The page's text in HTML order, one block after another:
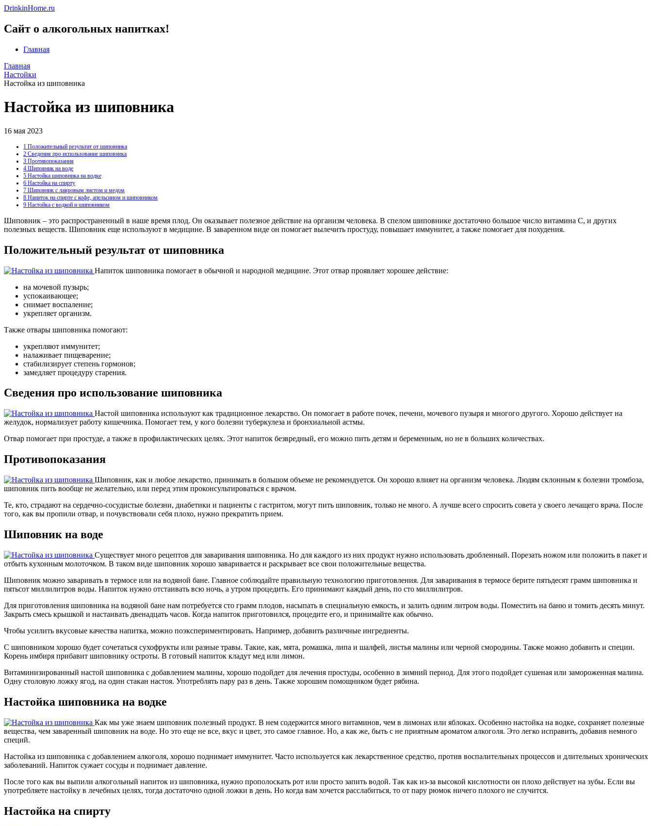
DrinkinHome.ru
Сайт о алкогольных напитках!
Главная
Главная
Настойки
Настойка из шиповника
Настойка из шиповника
16 мая 2023
1 Положительный результат от шиповника
2 Сведения про использование шиповника
3 Противопоказания
4 Шиповник на воде
5 Настойка шиповника на водке
6 Настойка на спирту
7 Шиповник с лавровым листом и медом
8 Напиток на спирте с кофе, апельсином и шиповником
9 Настойка с водкой и шиповником
Шиповник – это распространенный в наше время плод. Он оказывает полезное действие на организм человека. В спелом шиповнике достаточно большое число витамина С, и других
полезных веществ. Шиповник еще используют в медицине. В заваренном виде он помогает вылечить простуду, повышает иммунитет, а также помогает для похудения.
Положительный результат от шиповника
Напиток шиповника помогает в обычной и народной медицине. Этот отвар проявляет хорошее действие:
на мочевой пузырь;
успокаивающее;
снимает воспаление;
укрепляет организм.
Также отвары шиповника помогают:
укрепляют иммунитет;
налаживает пищеварение;
стабилизирует степень гормонов;
замедляет процедуру старения.
Сведения про использование шиповника
Настой шиповника используют как традиционное лекарство. Он помогает в работе почек, печени, мочевого пузыря и многого другого. Хорошо действует на
желудок, нормализует работу кишечника. Помогает тем, у кого болезни туберкулеза и бронхиальной астмы.
Отвар помогает при простуде, а также в профилактических целях. Этот напиток безвредный, его можно пить детям и беременным, но не в больших количествах.
Противопоказания
Шиповник, как и любое лекарство, принимать в большом объеме не рекомендуется. Он хорошо влияет на организм человека. Людям склонным к болезни тромбоза,
шиповник пить вообще не желательно, или перед этим проконсультироваться с врачом.
Те, кто, страдают на сердечно-сосудистые болезни, диабетики и пациенты с гастритом, могут пить шиповник, только не много. А лучше всего спросить совета у своего лечащего врача. После
того, как вы пропили отвар, и почувствовали себя плохо, нужно прекратить прием.
Шиповник на воде
Существует много рецептов для заваривания шиповника. Но для каждого из них продукт нужно использовать дробленный. Порезать ножом или положить в пакет и
отбыть кухонным молоточком. В таком виде шиповник хорошо заваривается и раскрывает все свои положительные вещества.
Шиповник можно заваривать в термосе или на водяной бане. Главное соблюдайте правильную технологию приготовления. Для заваривания в термосе берите пятьдесят грамм шиповника и
пятьсот миллилитров воды. Напиток нужно отстаивать всю ночь, а утром процедить. Его принимают каждый день, по сто миллилитров.
Для приготовления шиповника на водяной бане нам потребуется сто грамм плодов, насыпать в специальную емкость, и залить одним литром воды. Поместить на баню и томить десять минут.
Закрыть смесь крышкой и настаивать двенадцать часов. Когда напиток приготовился, процедите его, и принимайте как обычно.
Чтобы усилить вкусовые качества напитка, можно поэкспериментировать. Например, добавить различные ингредиенты.
С шиповником хорошо будет сочетаться сухофрукты или разные травы. Такие, как, мята, ромашка, липа и шалфей, листья малины или черной смородины. Также можно добавить и специи.
Корень имбиря прибавит шиповнику остроты. В готовый напиток кладут мед или лимон.
Витаминизированный настой шиповника с добавлением малины, хорошо подойдет для лечения простуды, особенно в зимний период. Для этого подойдет сушеная или замороженная малина.
Одну столовую ложку ягод, на один стакан настоя. Употреблять пару раз в день. Также хорошим помощником будет рябина.
Настойка шиповника на водке
Как мы уже знаем шиповник полезный продукт. В нем содержится много витаминов, чем в лимонах или яблоках. Особенно настойка на водке, сохраняет полезные
вещества, чем заваренный шиповник на воде. Но это еще не все, вкус и цвет, это самое главное. Но, а как же, быть с не приятным ароматом алкоголя. Это легко исправить, добавив немного
специй.
Настойка из шиповника с добавлением алкоголя, хорошо поднимает иммунитет. Часто используется как лекарственное средство, против воспалительных процессов и длительных хронических
заболеваний. Напиток сужает сосуды и поднимает давление.
После того как вы выпили алкогольный напиток из шиповника, нужно прополоскать рот или просто запить водой. Так как из-за высокой кислотности он плохо действует на зубы. Если вы
употребляете настойку в лечебных целях, тогда достаточно одной ложки в день. Но когда вам хочется расслабиться, то от пару рюмок ничего плохого не случится.
Настойка на спирту